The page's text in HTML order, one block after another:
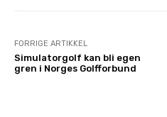
FORRIGE ARTIKKEL
Simulatorgolf kan bli egen
gren i Norges Golfforbund